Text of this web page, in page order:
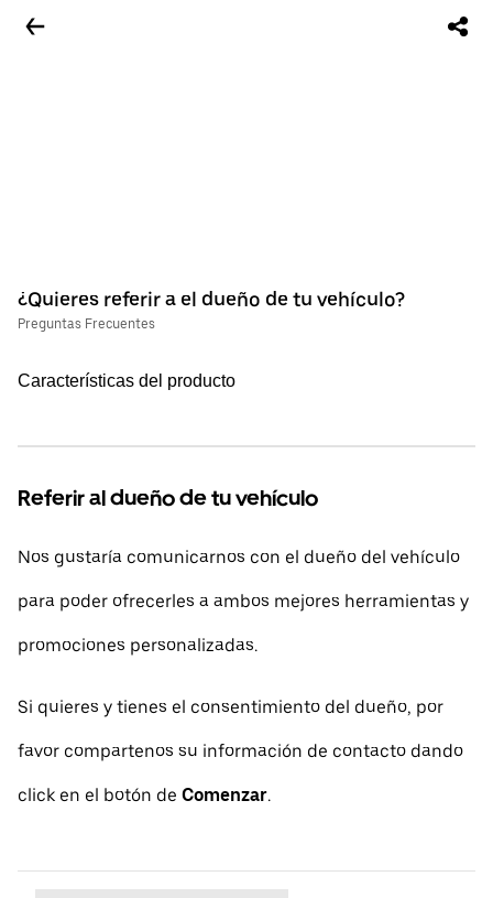
¿Quieres referir a el dueño de tu vehículo?
Preguntas Frecuentes
Características del producto
Referir al dueño de tu vehículo
Nos gustaría comunicarnos con el dueño del vehículo
para poder ofrecerles a ambos mejores herramientas y
promociones personalizadas.
Si quieres y tienes el consentimiento del dueño, por
favor compartenos su información de contacto dando
click en el botón de Comenzar.